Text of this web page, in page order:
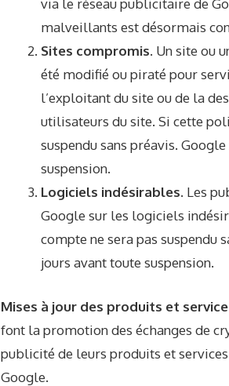
via le réseau publicitaire de
malveillants est désormais
Sites compromis. Un site ou
été modifié ou piraté pour
l’exploitant du site ou de la
utilisateurs du site. Si cette
suspendu sans préavis.
suspension.
Logiciels indésirables. Les
Google sur les logiciels
compte ne sera pas suspendu
jours avant toute suspension.
Mises à jour des produits et
font la promotion des échanges de
publicité de leurs produits et
Google.